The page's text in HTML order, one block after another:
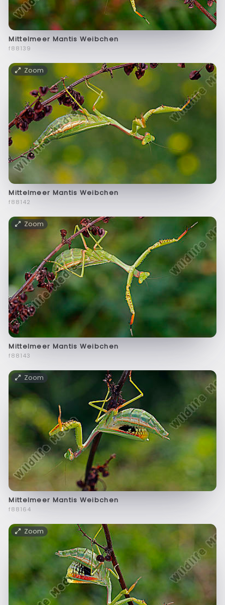
Mittelmeer Mantis Weibchen
f88139
Zoom
Mittelmeer Mantis Weibchen
f88142
Zoom
Mittelmeer Mantis Weibchen
f88143
Zoom
Mittelmeer Mantis Weibchen
f88164
Zoom